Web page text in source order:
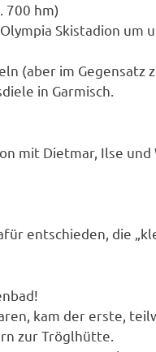
700 hm)
Skistadion um
(aber im Gegensatz
in Garmisch.
mit Dietmar, Ilse
entschieden, die
kam der erste,
zur Tröglhütte.